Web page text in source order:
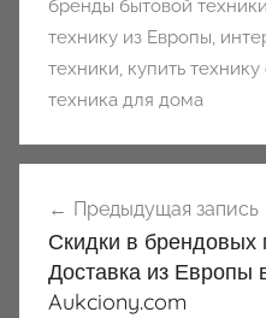
бренды бытовой техники
технику из Европы,
техники, купить
техника для дома
по
записям
Предыдущая запись
Скидки в брендовых
Доставка из Европы
Aukciony.com